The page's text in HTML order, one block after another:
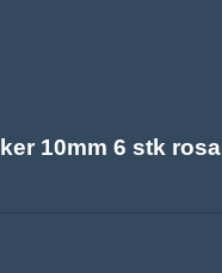
10mm 6 stk rosa